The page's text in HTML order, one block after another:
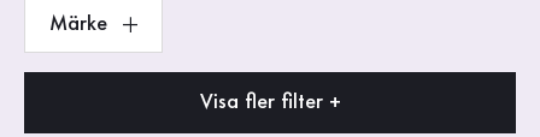
Märke
Visa fler filter +